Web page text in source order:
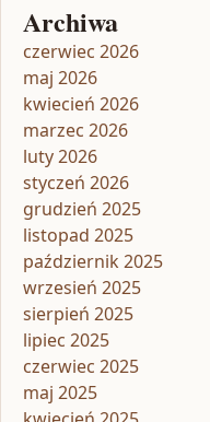
Archiwa
czerwiec 2026
maj 2026
kwiecień 2026
marzec 2026
luty 2026
styczeń 2026
grudzień 2025
listopad 2025
październik 2025
wrzesień 2025
sierpień 2025
lipiec 2025
czerwiec 2025
maj 2025